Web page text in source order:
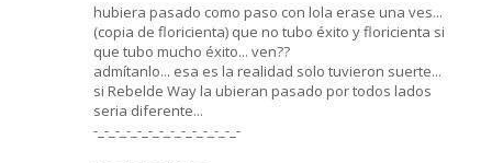
hubiera pasado como paso con lola erase una ves...
(copia de floricienta) que no tubo éxito y floricienta si
que tubo mucho éxito... ven??
admítanlo... esa es la realidad solo tuvieron suerte...
si Rebelde Way la ubieran pasado por todos lados
seria diferente...
-_-_-_-_-_-_-_-_-_-_-_-_-_-